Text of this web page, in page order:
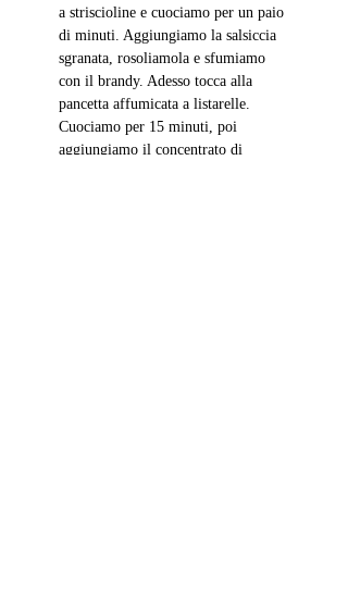
a striscioline e cuociamo per un paio
di minuti. Aggiungiamo la salsiccia
sgranata, rosoliamola e sfumiamo
con il brandy. Adesso tocca alla
pancetta affumicata a listarelle.
Cuociamo per 15 minuti, poi
aggiungiamo il concentrato di